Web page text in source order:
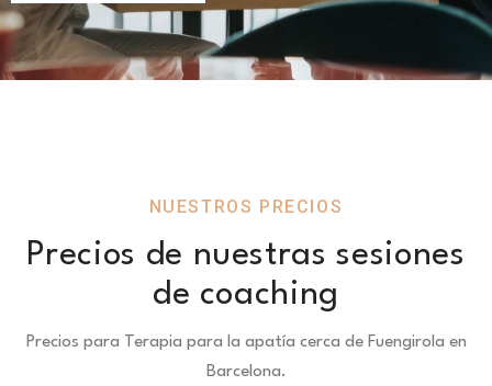
NUESTROS PRECIOS
Precios de nuestras sesiones
de coaching
Precios para Terapia para la apatía cerca de Fuengirola en
Barcelona.